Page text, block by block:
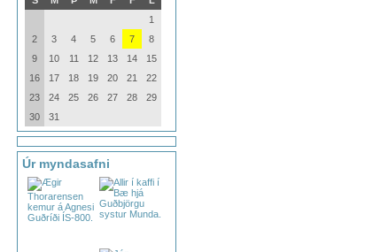
1
2
3 4 5 6 7
8
9
10 11 12 13 14
15
16
17 18 19 20 21
22
23
24 25 26 27 28
29
30
31
Úr myndasafni